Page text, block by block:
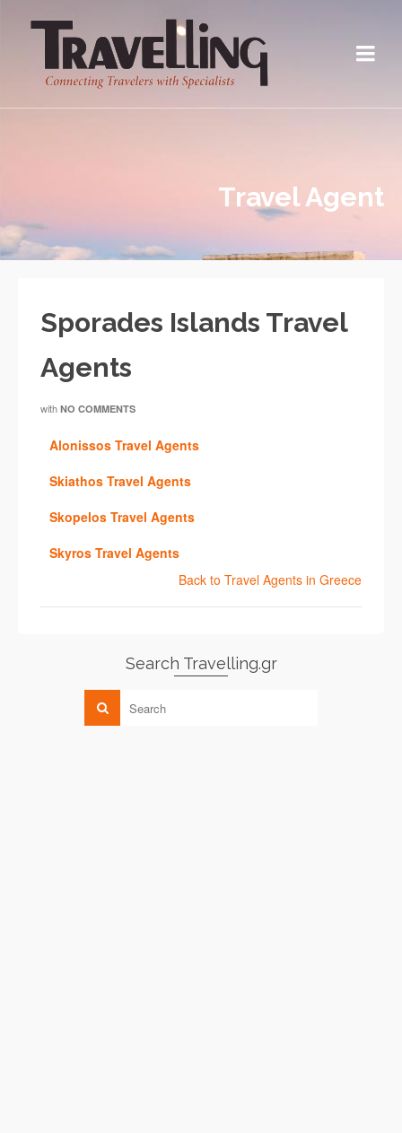
Travel Agent
Sporades Islands Travel
Agents
with NO COMMENTS
Alonissos Travel Agents
Skiathos Travel Agents
Skopelos Travel Agents
Skyros Travel Agents
Back to Travel Agents in Greece
Search Travelling.gr